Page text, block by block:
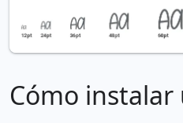
Cómo